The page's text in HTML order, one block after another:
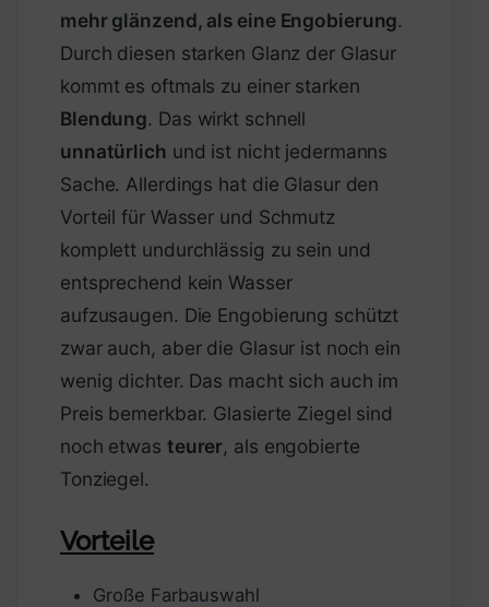
mehr glänzend, als eine Engobierung.
Durch diesen starken Glanz der Glasur
kommt es oftmals zu einer starken
Blendung. Das wirkt schnell
unnatürlich und ist nicht jedermanns
Sache. Allerdings hat die Glasur den
Vorteil für Wasser und Schmutz
komplett undurchlässig zu sein und
entsprechend kein Wasser
aufzusaugen. Die Engobierung schützt
zwar auch, aber die Glasur ist noch ein
wenig dichter. Das macht sich auch im
Preis bemerkbar. Glasierte Ziegel sind
noch etwas teurer, als engobierte
Tonziegel.
Vorteile
Große Farbauswahl